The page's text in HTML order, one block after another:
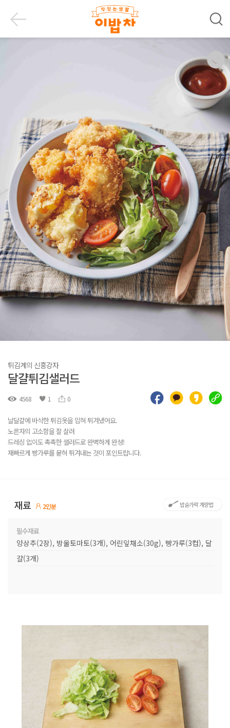
튀김계의 신흥강자
달걀튀김샐러드
4568 1 0
날달걀에 바삭한 튀김옷을 입혀 튀겨냈어요.
노른자의 고소함을 잘 살려
드레싱 없이도 촉촉한 샐러드로 완벽하게 완성!
재빠르게 빵가루를 묻혀 튀겨내는 것이 포인트랍니다.
재료 2인분 밥숟가락 계량법
필수재료
양상추(2장), 방울토마토(3개), 어린잎채소(30g), 빵가루(3컵), 달
걀(3개)